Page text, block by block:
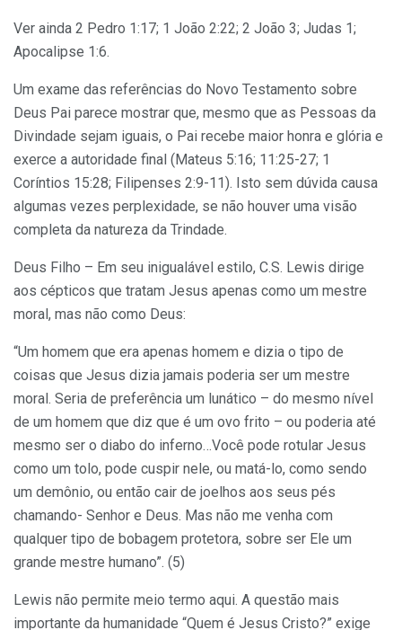
Ver ainda 2 Pedro 1:17; 1 João 2:22; 2 João 3; Judas 1;
Apocalipse 1:6.
Um exame das referências do Novo Testamento sobre
Deus Pai parece mostrar que, mesmo que as Pessoas da
Divindade sejam iguais, o Pai recebe maior honra e glória e
exerce a autoridade final (Mateus 5:16; 11:25-27; 1
Coríntios 15:28; Filipenses 2:9-11). Isto sem dúvida causa
algumas vezes perplexidade, se não houver uma visão
completa da natureza da Trindade.
Deus Filho – Em seu inigualável estilo, C.S. Lewis dirige
aos cépticos que tratam Jesus apenas como um mestre
moral, mas não como Deus:
“Um homem que era apenas homem e dizia o tipo de
coisas que Jesus dizia jamais poderia ser um mestre
moral. Seria de preferência um lunático – do mesmo nível
de um homem que diz que é um ovo frito – ou poderia até
mesmo ser o diabo do inferno…Você pode rotular Jesus
como um tolo, pode cuspir nele, ou matá-lo, como sendo
um demônio, ou então cair de joelhos aos seus pés
chamando- Senhor e Deus. Mas não me venha com
qualquer tipo de bobagem protetora, sobre ser Ele um
grande mestre humano”. (5)
Lewis não permite meio termo aqui. A questão mais
importante da humanidade “Quem é Jesus Cristo?” exige